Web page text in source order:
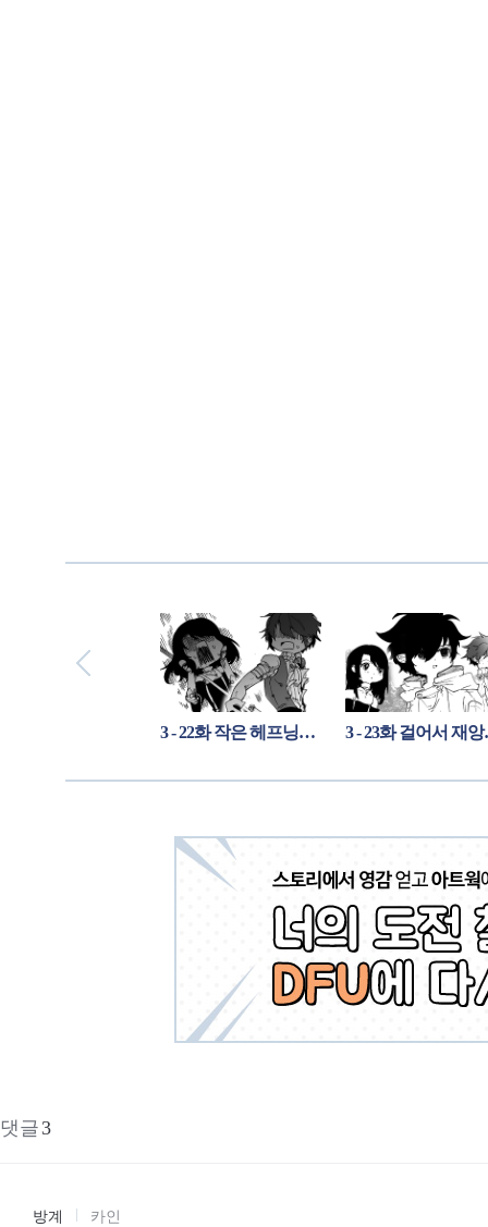
3 - 22화 작은 헤프닝이야말로 갈등의 파괴법이다. 3 -
댓글3
방계 카인